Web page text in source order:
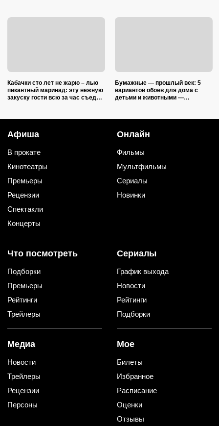
Кабачки сто лет не жарю – лью
пикантный маринад: эту нежную
закуску гости всю за час съедят
Бумажные — прошлый век: 5
вариантов обоев для дома с
детьми и животными —
Афиша
В прокате
Кинотеатры
Премьеры
Рецензии
Спектакли
Концерты
Онлайн
Фильмы
Мультфильмы
Сериалы
Новинки
Что посмотреть
Подборки
Премьеры
Рейтинги
Трейлеры
Сериалы
График выхода
Новости
Рейтинги
Подборки
Медиа
Новости
Трейлеры
Рецензии
Персоны
Мое
Билеты
Избранное
Расписание
Оценки
Отзывы